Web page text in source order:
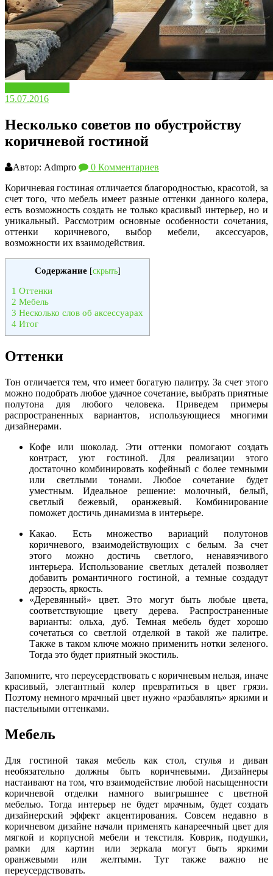
15.07.2016
Несколько советов по обустройству
коричневой гостиной
Автор: Admpro
0 Комментариев
Коричневая гостиная отличается благородностью, красотой, за
счет того, что мебель имеет разные оттенки данного колера,
есть возможность создать не только красивый интерьер, но и
уникальный. Рассмотрим основные особенности сочетания,
оттенки коричневого, выбор мебели, аксессуаров,
возможности их взаимодействия.
Содержание [скрыть]
1 Оттенки
2 Мебель
3 Несколько слов об аксессуарах
4 Итог
Оттенки
Тон отличается тем, что имеет богатую палитру. За счет этого
можно подобрать любое удачное сочетание, выбрать приятные
полутона для любого человека. Приведем примеры
распространенных вариантов, использующиеся многими
дизайнерами.
Кофе или шоколад. Эти оттенки помогают создать
контраст, уют гостиной. Для реализации этого
достаточно комбинировать кофейный с более темными
или светлыми тонами. Любое сочетание будет
уместным. Идеальное решение: молочный, белый,
светлый бежевый, оранжевый. Комбинирование
поможет достичь динамизма в интерьере.
Какао. Есть множество вариаций полутонов
коричневого, взаимодействующих с белым. За счет
этого можно достичь светлого, ненавязчивого
интерьера. Использование светлых деталей позволяет
добавить романтичного гостиной, а темные создадут
дерзость, яркость.
«Деревянный» цвет. Это могут быть любые цвета,
соответствующие цвету дерева. Распространенные
варианты: ольха, дуб. Темная мебель будет хорошо
сочетаться со светлой отделкой в такой же палитре.
Также в таком ключе можно применить нотки зеленого.
Тогда это будет приятный экостиль.
Запомните, что переусердствовать с коричневым нельзя, иначе
красивый, элегантный колер превратиться в цвет грязи.
Поэтому немного мрачный цвет нужно «разбавлять» яркими и
пастельными оттенками.
Мебель
Для гостиной такая мебель как стол, стулья и диван
необязательно должны быть коричневыми. Дизайнеры
настаивают на том, что взаимодействие любой насыщенности
коричневой отделки намного выигрышнее с цветной
мебелью. Тогда интерьер не будет мрачным, будет создать
дизайнерский эффект акцентирования. Совсем недавно в
коричневом дизайне начали применять канареечный цвет для
мягкой и корпусной мебели и текстиля. Коврик, подушки,
рамки для картин или зеркала могут быть яркими
оранжевыми или желтыми. Тут также важно не
переусердствовать.